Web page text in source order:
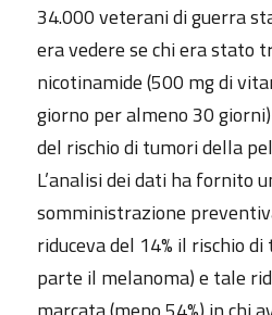
34.000 veterani di guerra
era vedere se chi era stato
nicotinamide (500 mg di
giorno per almeno 30
del rischio di tumori della
L’analisi dei dati ha fornito
somministrazione
riduceva del 14% il rischio
parte il melanoma) e tale